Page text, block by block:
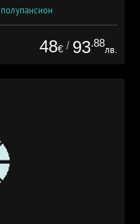
48€ / 93.88
лв.